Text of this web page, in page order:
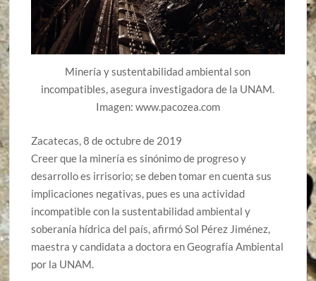
Minería y sustentabilidad ambiental son
incompatibles, asegura investigadora de la UNAM.
Imagen: www.pacozea.com
Zacatecas, 8 de octubre de 2019
Creer que la minería es sinónimo de progreso y
desarrollo es irrisorio; se deben tomar en cuenta sus
implicaciones negativas, pues es una actividad
incompatible con la sustentabilidad ambiental y
soberanía hídrica del país, afirmó Sol Pérez Jiménez,
maestra y candidata a doctora en Geografía Ambiental
por la UNAM.